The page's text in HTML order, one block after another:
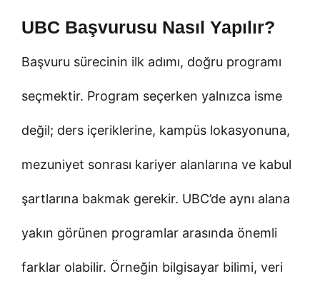
UBC Başvurusu Nasıl Yapılır?
Başvuru sürecinin ilk adımı, doğru programı
seçmektir. Program seçerken yalnızca isme
değil; ders içeriklerine, kampüs lokasyonuna,
mezuniyet sonrası kariyer alanlarına ve kabul
şartlarına bakmak gerekir. UBC’de aynı alana
yakın görünen programlar arasında önemli
farklar olabilir. Örneğin bilgisayar bilimi, veri